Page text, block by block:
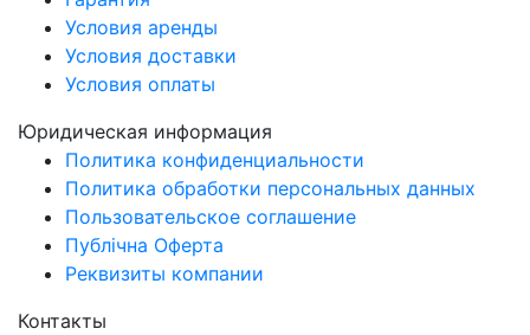
Условия аренды
Условия доставки
Условия оплаты
Юридическая информация
Политика конфиденциальности
Политика обработки персональных данных
Пользовательское соглашение
Публічна Оферта
Реквизиты компании
Контакты